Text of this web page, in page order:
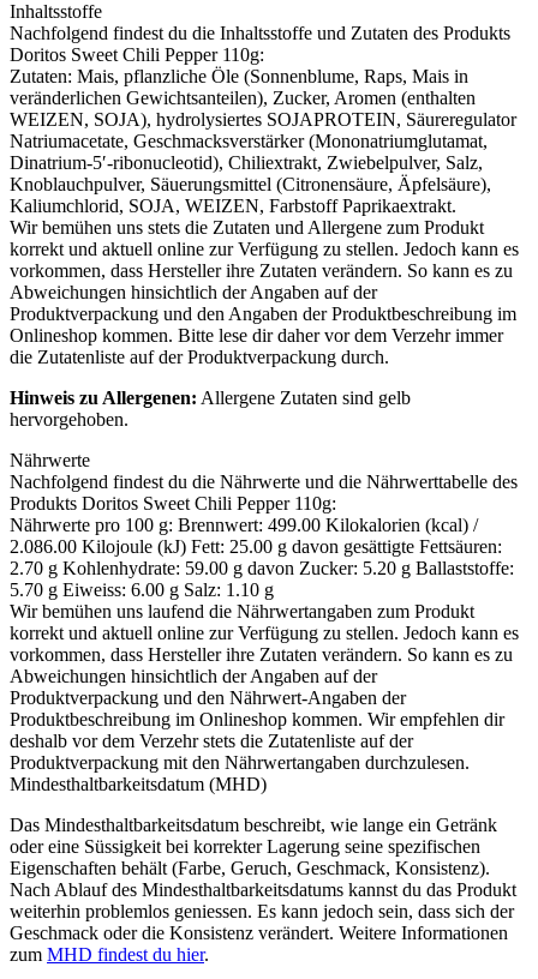
Inhaltsstoffe
Nachfolgend findest du die Inhaltsstoffe und Zutaten des Produkts
Doritos Sweet Chili Pepper 110g:
Zutaten: Mais, pflanzliche Öle (Sonnenblume, Raps, Mais in
veränderlichen Gewichtsanteilen), Zucker, Aromen (enthalten
WEIZEN, SOJA), hydrolysiertes SOJAPROTEIN, Säureregulator
Natriumacetate, Geschmacksverstärker (Mononatriumglutamat,
Dinatrium-5′-ribonucleotid), Chiliextrakt, Zwiebelpulver, Salz,
Knoblauchpulver, Säuerungsmittel (Citronensäure, Äpfelsäure),
Kaliumchlorid, SOJA, WEIZEN, Farbstoff Paprikaextrakt.
Wir bemühen uns stets die Zutaten und Allergene zum Produkt
korrekt und aktuell online zur Verfügung zu stellen. Jedoch kann es
vorkommen, dass Hersteller ihre Zutaten verändern. So kann es zu
Abweichungen hinsichtlich der Angaben auf der
Produktverpackung und den Angaben der Produktbeschreibung im
Onlineshop kommen. Bitte lese dir daher vor dem Verzehr immer
die Zutatenliste auf der Produktverpackung durch.
Hinweis zu Allergenen: Allergene Zutaten sind gelb
hervorgehoben.
Nährwerte
Nachfolgend findest du die Nährwerte und die Nährwerttabelle des
Produkts Doritos Sweet Chili Pepper 110g:
Nährwerte pro 100 g: Brennwert: 499.00 Kilokalorien (kcal) /
2.086.00 Kilojoule (kJ) Fett: 25.00 g davon gesättigte Fettsäuren:
2.70 g Kohlenhydrate: 59.00 g davon Zucker: 5.20 g Ballaststoffe:
5.70 g Eiweiss: 6.00 g Salz: 1.10 g
Wir bemühen uns laufend die Nährwertangaben zum Produkt
korrekt und aktuell online zur Verfügung zu stellen. Jedoch kann es
vorkommen, dass Hersteller ihre Zutaten verändern. So kann es zu
Abweichungen hinsichtlich der Angaben auf der
Produktverpackung und den Nährwert-Angaben der
Produktbeschreibung im Onlineshop kommen. Wir empfehlen dir
deshalb vor dem Verzehr stets die Zutatenliste auf der
Produktverpackung mit den Nährwertangaben durchzulesen.
Mindesthaltbarkeitsdatum (MHD)
Das Mindesthaltbarkeitsdatum beschreibt, wie lange ein Getränk
oder eine Süssigkeit bei korrekter Lagerung seine spezifischen
Eigenschaften behält (Farbe, Geruch, Geschmack, Konsistenz).
Nach Ablauf des Mindesthaltbarkeitsdatums kannst du das Produkt
weiterhin problemlos geniessen. Es kann jedoch sein, dass sich der
Geschmack oder die Konsistenz verändert. Weitere Informationen
zum MHD findest du hier.